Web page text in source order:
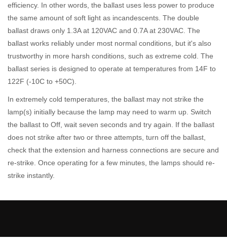
efficiency. In other words, the ballast uses less power to produce
the same amount of soft light as incandescents. The double
ballast draws only 1.3A at 120VAC and 0.7A at 230VAC. The
ballast works reliably under most normal conditions, but it's also
trustworthy in more harsh conditions, such as extreme cold. The
ballast series is designed to operate at temperatures from 14F to
122F (-10C to +50C).
In extremely cold temperatures, the ballast may not strike the
lamp(s) initially because the lamp may need to warm up. Switch
the ballast to Off, wait seven seconds and try again. If the ballast
does not strike after two or three attempts, turn off the ballast,
check that the extension and harness connections are secure and
re-strike. Once operating for a few minutes, the lamps should re-
strike instantly.